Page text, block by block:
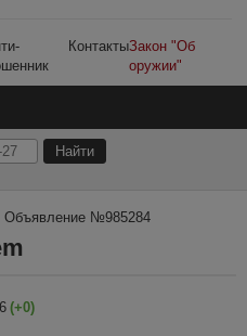
КонтактыЗакон "Об
оружии"
Объявление №985284
(+0)